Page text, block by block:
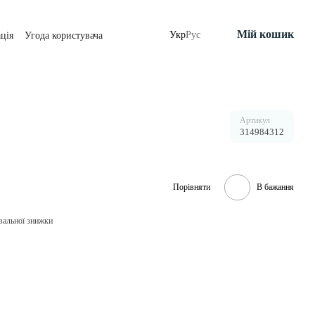
Угода користувача УкрРус Мій кошик
Артикул
314984312
Порівняти В бажання
знижки